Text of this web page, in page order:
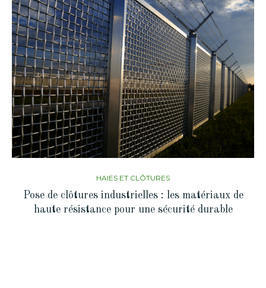
HAIES ET CLÔTURES
Pose de clôtures industrielles : les matériaux de
haute résistance pour une sécurité durable